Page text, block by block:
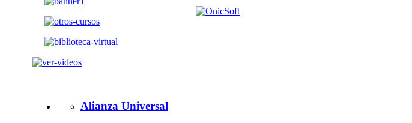
Alianza Universal